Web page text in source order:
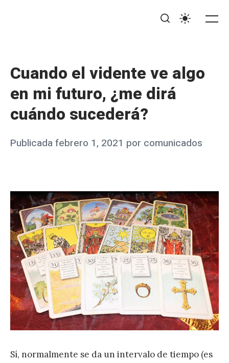
Cuando el vidente ve algo
en mi futuro, ¿me dirá
cuándo sucederá?
Publicado
Publicadafebrero 1, 2021 por comunicados
Sí, normalmente se da un intervalo de tiempo (es